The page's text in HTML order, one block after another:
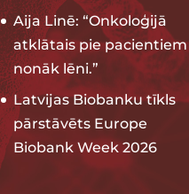
Aija Linē: “Onkoloģijā
atklātais pie pacientiem
nonāk lēni.”
Latvijas Biobanku tīkls
pārstāvēts Europe
Biobank Week 2026